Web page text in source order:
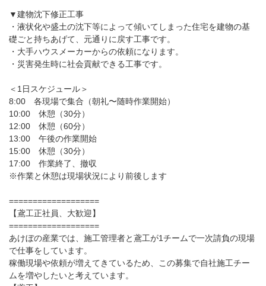
▼建物沈下修正工事
・液状化や盛土の沈下等によって傾いてしまった住宅を建物の基
礎ごと持ちあげて、元通りに戻す工事です。
・大手ハウスメーカーからの依頼になります。
・災害発生時に社会貢献できる工事です。
＜1日スケジュール＞
8:00 各現場で集合（朝礼〜随時作業開始）
10:00 休憩（30分）
12:00 休憩（60分）
13:00 午後の作業開始
15:00 休憩（30分）
17:00 作業終了、撤収
※作業と休憩は現場状況により前後します
===================
【鳶工正社員、大歓迎】
===================
あけぼの産業では、施工管理者と鳶工が1チームで一次請負の現場
で仕事をしています。
稼働現場や依頼が増えてきているため、この募集で自社施工チー
ムを増やしたいと考えています。